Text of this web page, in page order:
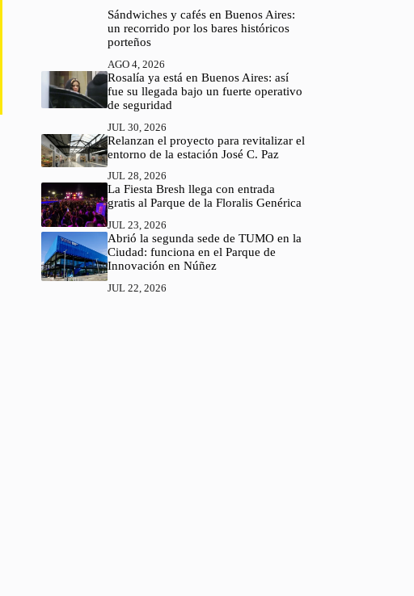
Sándwiches y cafés en Buenos Aires:
un recorrido por los bares históricos
porteños
AGO 4, 2026
Rosalía ya está en Buenos Aires: así
fue su llegada bajo un fuerte operativo
de seguridad
JUL 30, 2026
Relanzan el proyecto para revitalizar el
entorno de la estación José C. Paz
JUL 28, 2026
La Fiesta Bresh llega con entrada
gratis al Parque de la Floralis Genérica
JUL 23, 2026
Abrió la segunda sede de TUMO en la
Ciudad: funciona en el Parque de
Innovación en Núñez
JUL 22, 2026